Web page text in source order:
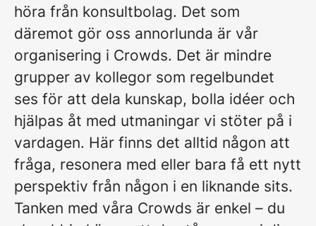
höra från konsultbolag. Det som
däremot gör oss annorlunda är vår
organisering i Crowds. Det är mindre
grupper av kollegor som regelbundet
ses för att dela kunskap, bolla idéer och
hjälpas åt med utmaningar vi stöter på i
vardagen. Här finns det alltid någon att
fråga, resonera med eller bara få ett nytt
perspektiv från någon i en liknande sits.
Tanken med våra Crowds är enkel – du